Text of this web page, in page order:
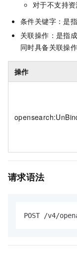
对于不支持
条件关键字：是
关联操作：是指
同时具备关联操
操作
请求语法
POST /v4/